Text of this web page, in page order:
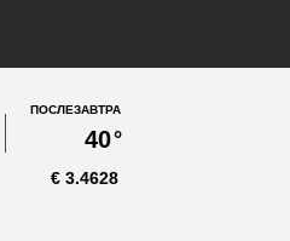
ПОСЛЕЗАВТРА
40°
3.4628
€